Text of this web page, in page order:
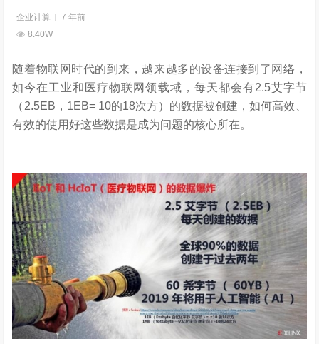
企业计算
7 年前
8.40W
随着物联网时代的到来，越来越多的设备连接到了网络，
如今在工业和医疗物联网领载域，每天都会有2.5艾字节
（2.5EB，1EB= 10的18次方）的数据被创建，如何高效、
有效的使用好这些数据是成为问题的核心所在。